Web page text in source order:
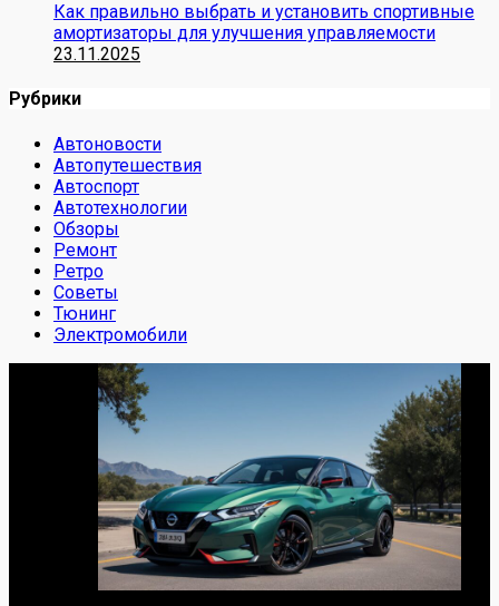
Как правильно выбрать и установить спортивные
амортизаторы для улучшения управляемости
23.11.2025
Рубрики
Автоновости
Автопутешествия
Автоспорт
Автотехнологии
Обзоры
Ремонт
Ретро
Советы
Тюнинг
Электромобили